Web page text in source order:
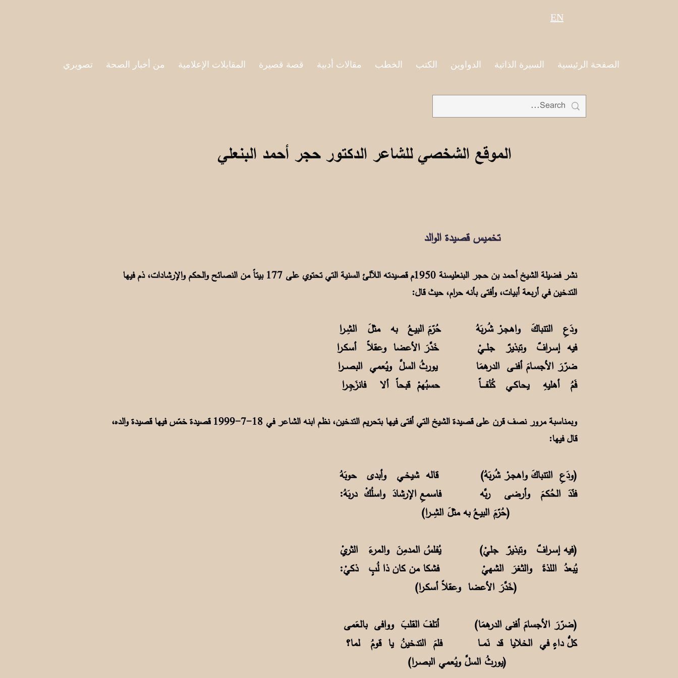
EN
الصفحة الرئيسية السيرة الذاتية الدواوين الكتب الخطب مقالات أدبية قصة قصيرة المقابلات الإعلامية من أخبار الصحة تصويري
الموقع الشخصي للشاعر الدكتور حجر أحمد البنعلي
تخميس قصيدة الوالد
نشر فضيلة الشيخ أحمد بن حجر البنعليسنة 1950م قصيدته اللآلئ السنية التي تحتوي على 177 بيتاً من النصائح والحكم والإرشادات، ذم فيها
التدخين في أربعة أبيات، وأفتى بأنه حرام، حيث قال:
ودَعِ التنباكَ واهجـرْ شُـربَهُ حُرّمَ البيـعُ به مثلَ الشِـرا
فيه إسـرافٌ وتبذيرٌ جلــيْ خَدَّرَ الأعضا وعقلاً أسكـرا
ضرّرَ الأجسـامَ أفنـى الدرهمَا يورثُ السلَّ ويُعمي البصــرا
فَمُ أهليهِ يحاكـي كُنُفــــاً حسبُهمْ قبحاً ألا فانزَجِـرا
وبمناسبة مرور نصف قرن على قصيدة الشيخ التي أفتى فيها بتحريم التدخين، نظم ابنه الشاعر في 18-7-1999 قصيدة خمّس فيها قصيدة والده،
قال فيها:
(ودَعِ التنباكَ واهجـرْ شُربَهُ) قاله شيخـي وأبدى حوبَهُ
فنّدَ الحُكـمَ وأرضى ربَّه فاسمعِ الإرشادَ واسلُكْ دربَهُ:
(حُرّمَ البيـعُ به مثلَ الشِــرا)
(فيه إسـرافٌ وتبذيرٌ جليْ) يُفلسُ المدمِنَ والمرءَ الثريْ
يُبعدُ اللذةَ والثغرَ الشهيْ فشكا من كان ذا لُبٍ ذكيْ:
(خَدَّرَ الأعضا وعقلاً أسكـرا)
(ضرّرَ الأجسامَ أفنى الدرهمَا) أتلفَ القلبَ ووافى بالعَمى
كلُّ داءٍ في الخلايا قد نَمــا فلمَ التدخينُ يا قومُ لما؟
(يورثُ السلَّ ويُعمي البصـرا)